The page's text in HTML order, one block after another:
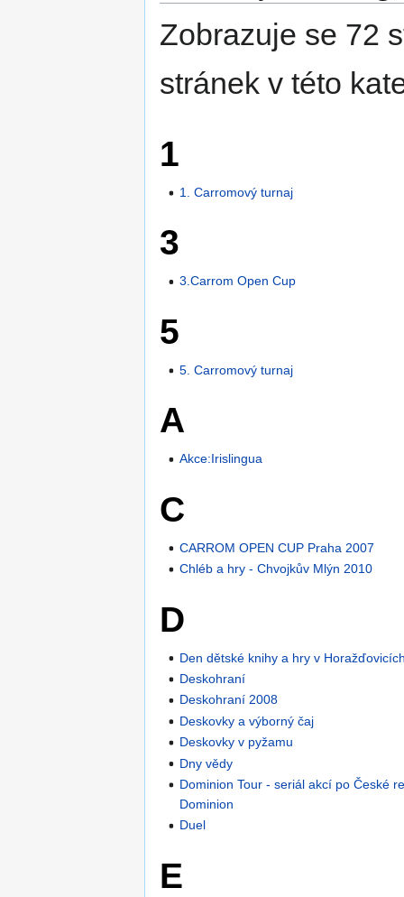
Zobrazuje se 72
stránek v této
1
1. Carromový turnaj
3
3.Carrom Open Cup
5
5. Carromový turnaj
A
Akce:Irislingua
C
CARROM OPEN CUP Praha 2007
Chléb a hry - Chvojkův Mlýn 2010
D
Den dětské knihy a hry v
Deskohraní
Deskohraní 2008
Deskovky a výborný čaj
Deskovky v pyžamu
Dny vědy
Dominion Tour - seriál akcí po České
Dominion
Duel
E